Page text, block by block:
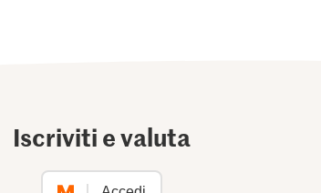
Iscriviti e valuta